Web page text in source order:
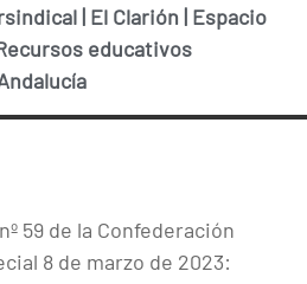
| El Clarión | Espacio
educativos
59 de la Confederación
8 de marzo de 2023: